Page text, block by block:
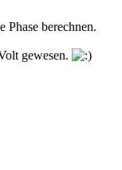
berechnen.
gewesen.